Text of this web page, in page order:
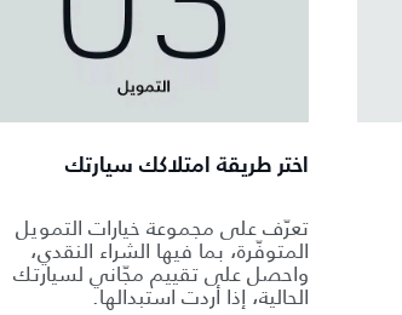
اختر طريقة امتلاكك سيارتك
تعرّف على مجموعة خيارات التمويل
المتوفّرة، بما فيها الشراء النقدي،
واحصل على تقييم مجّاني لسيارتك
الحالية، إذا أردت استبدالها.